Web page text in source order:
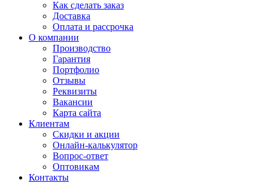
Как сделать заказ
Доставка
Оплата и рассрочка
О компании
Производство
Гарантия
Портфолио
Отзывы
Реквизиты
Вакансии
Карта сайта
Клиентам
Скидки и акции
Онлайн-калькулятор
Вопрос-ответ
Оптовикам
Контакты